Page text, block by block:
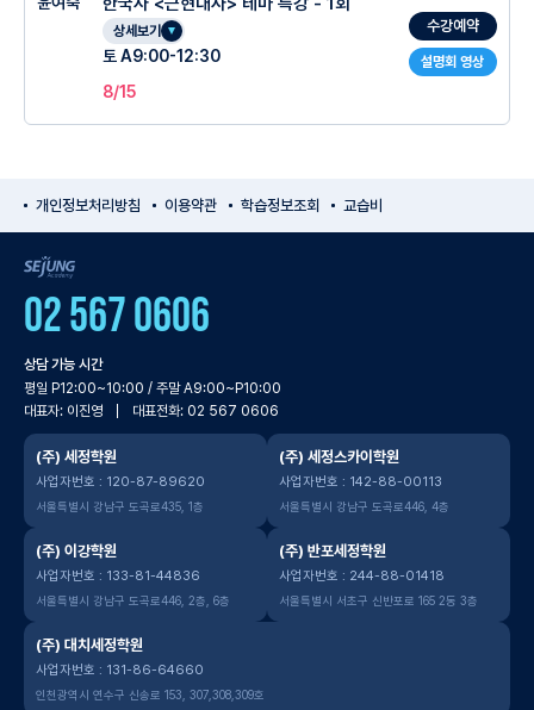
설명회 영상
상세보기
토 A9:00-12:30
8/15
수강예약
개인정보처리방침 이용약관 학습정보조회 교습비
SEJUNG Academy
02 567 0606
상담 가능 시간
평일 P12:00~10:00 / 주말 A9:00~P10:00
대표자: 이진영
대표전화: 02 567 0606
(주) 세정학원
사업자번호 : 120-87-89620
서울특별시 강남구 도곡로435, 1층
(주) 세정스카이학원
사업자번호 : 142-88-00113
서울특별시 강남구 도곡로446, 4층
(주) 이강학원
사업자번호 : 133-81-44836
서울특별시 강남구 도곡로446, 2층, 6층
(주) 반포세정학원
사업자번호 : 244-88-01418
서울특별시 서초구 신반포로 165 2동 3층
(주) 대치세정학원
사업자번호 : 131-86-64660
인천광역시 연수구 신송로 153, 307,308,309호